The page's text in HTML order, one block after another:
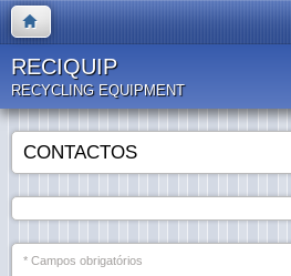
RECIQUIP
RECYCLING EQUIPMENT
CONTACTOS
* Campos obrigatórios